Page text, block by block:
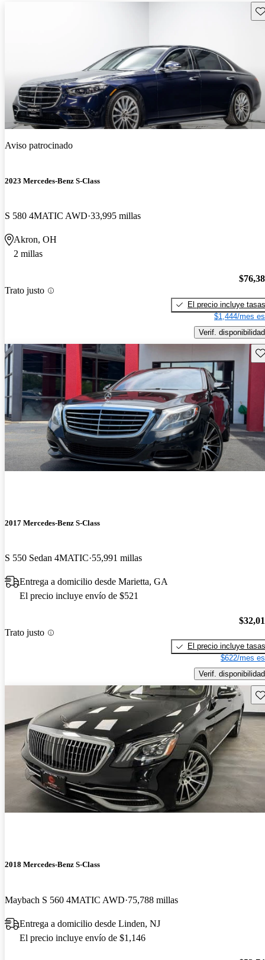
Aviso patrocinado
2023 Mercedes-Benz S-Class
S 580 4MATIC AWD 33,995 millas
Akron, OH
2 millas
Trato justo
El precio incluye tasas
$1,444/mes
Verif. disponibilidad
2017 Mercedes-Benz S-Class
S 550 Sedan 4MATIC 55,991 millas
Entrega a domicilio desde Marietta, GA
El precio incluye envío de $521
Trato justo
El precio incluye tasas
$622/mes
Verif. disponibilidad
2018 Mercedes-Benz S-Class
Maybach S 560 4MATIC AWD 75,788 millas
Entrega a domicilio desde Linden, NJ
El precio incluye envío de $1,146